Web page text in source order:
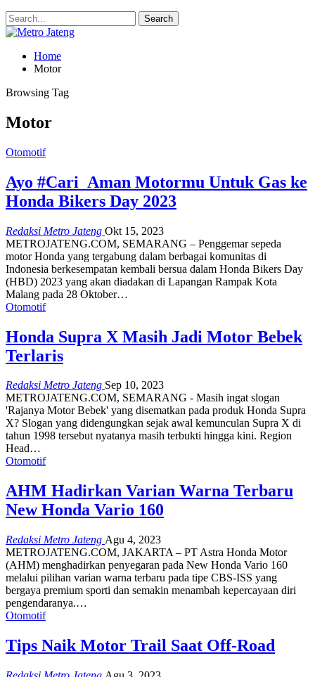
Home
Motor
Browsing Tag
Motor
Otomotif
Ayo #Cari_Aman Motormu Untuk Gas ke
Honda Bikers Day 2023
Redaksi Metro Jateng Okt 15, 2023
METROJATENG.COM, SEMARANG – Penggemar sepeda
motor Honda yang tergabung dalam berbagai komunitas di
Indonesia berkesempatan kembali bersua dalam Honda Bikers Day
(HBD) 2023 yang akan diadakan di Lapangan Rampak Kota
Malang pada 28 Oktober…
Otomotif
Honda Supra X Masih Jadi Motor Bebek
Terlaris
Redaksi Metro Jateng Sep 10, 2023
METROJATENG.COM, SEMARANG - Masih ingat slogan
'Rajanya Motor Bebek' yang disematkan pada produk Honda Supra
X? Slogan yang didengungkan sejak awal kemunculan Supra X di
tahun 1998 tersebut nyatanya masih terbukti hingga kini. Region
Head…
Otomotif
AHM Hadirkan Varian Warna Terbaru
New Honda Vario 160
Redaksi Metro Jateng Agu 4, 2023
METROJATENG.COM, JAKARTA – PT Astra Honda Motor
(AHM) menghadirkan penyegaran pada New Honda Vario 160
melalui pilihan varian warna terbaru pada tipe CBS-ISS yang
bergaya premium sporti dan semakin menambah kepercayaan diri
pengendaranya.…
Otomotif
Tips Naik Motor Trail Saat Off-Road